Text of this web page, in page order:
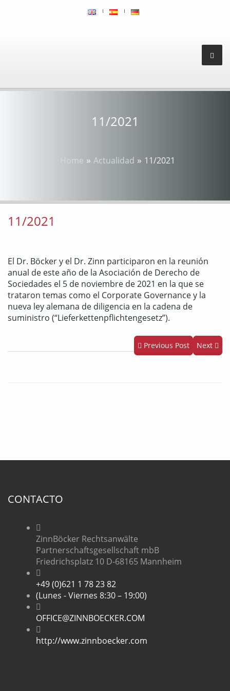
11/2021
Home » Actualidad » 11/2021
11/2021
El Dr. Böcker y el Dr. Zinn participaron en la reunión
anual de este año de la Asociación de Derecho de
Sociedades el 5 de noviembre de 2021 en la que se
trataron temas como el Corporate Governance y la
nueva ley alemana de diligencia en la cadena de
suministro (“Lieferkettenpflichtengesetz”).
Previous Post Next
CONTACTO
ZinnBöcker Rechtsanwälte
Partnerschaftsgesellschaft mbB
Friedrichsplatz 10 D-68165 Mannheim
+49 (0)621 1 78 23 82
(Lunes - Viernes 8:30 – 19:00)
OFFICE@ZINNBOECKER.COM
http://www.zinnboecker.com